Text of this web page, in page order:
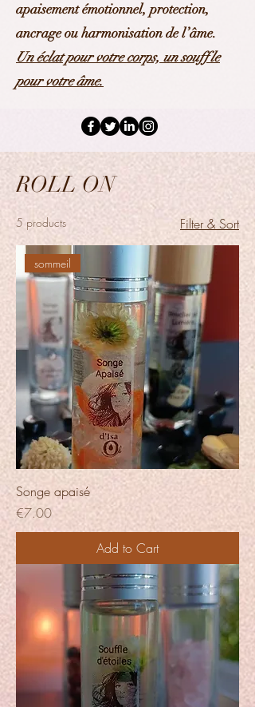
apaisement émotionnel, protection,
ancrage ou harmonisation de l’âme.
Un éclat pour votre corps, un souffle
pour votre âme.
ROLL ON
5 products Filter & Sort
sommeil
Songe apaisé
Price
€7.00
Add to Cart